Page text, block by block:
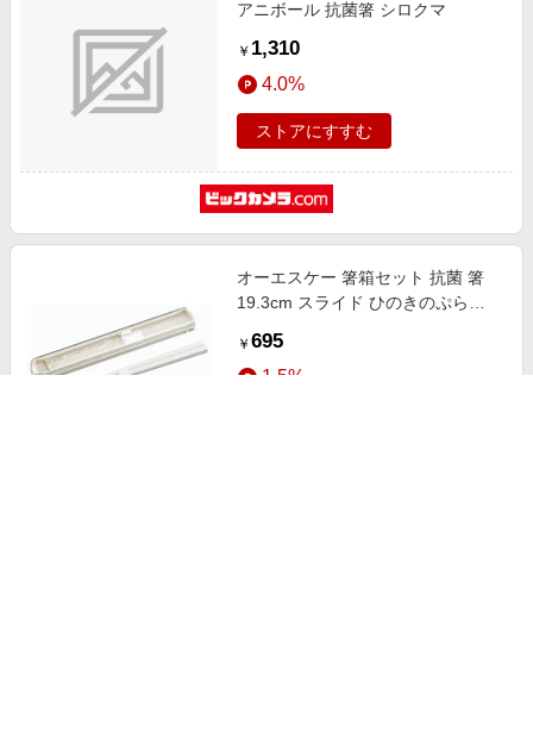
アニボール 抗菌箸 シロクマ
￥ 1,310
4.0%
ストアにすすむ
オーエスケー 箸箱セット 抗菌 箸
19.3cm スライド ひのきのぷら
￥ 695
1.5%